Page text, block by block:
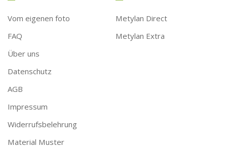
Vom eigenen foto
FAQ
Über uns
Datenschutz
AGB
Impressum
Widerrufsbelehrung
Material Muster
Metylan Direct
Metylan Extra